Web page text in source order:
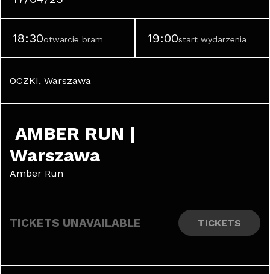
18:30otwarcie bram 19:00start wydarzenia
OCZKI, Warszawa
Warszawa
Amber Run
TICKETS UNAVAILABLE TICKETS